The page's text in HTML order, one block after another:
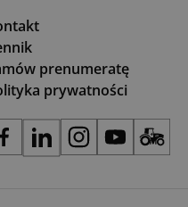
prenumeratę
prywatności